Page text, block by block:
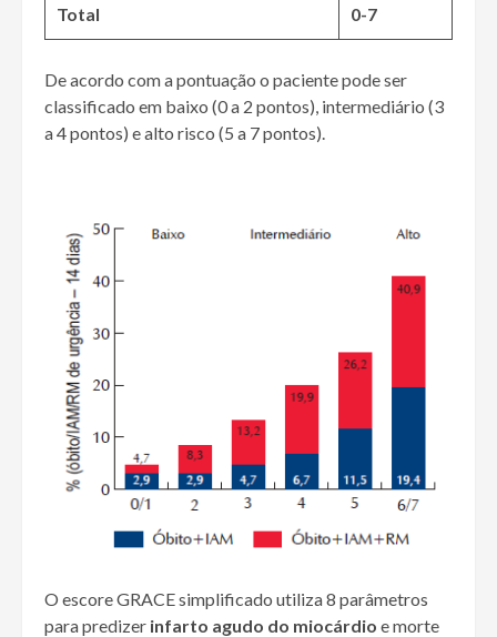
Total 0-7
De acordo com a pontuação o paciente pode ser
classificado em baixo (0 a 2 pontos), intermediário (3
a 4 pontos) e alto risco (5 a 7 pontos).
O escore GRACE simplificado utiliza 8 parâmetros
para predizer infarto agudo do miocárdio e morte